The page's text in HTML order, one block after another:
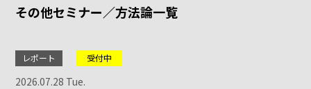
その他セミナー／方法論一覧
レポート 受付中
2026.07.28 Tue.